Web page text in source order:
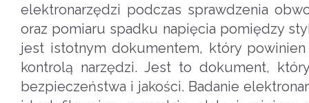
elektronarzędzi podczas sprawdzenia
oraz pomiaru spadku napięcia pomiędzy
jest istotnym dokumentem, który
kontrolą narzędzi. Jest to dokument,
bezpieczeństwa i jakości. Badanie